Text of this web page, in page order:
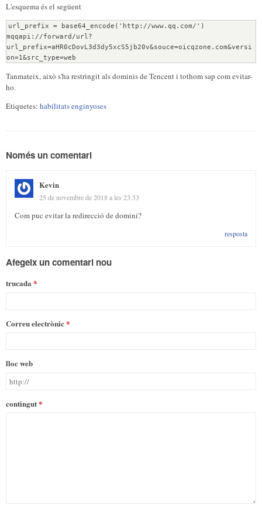
L'esquema és el següent
url_prefix = base64_encode('http://www.qq.com/')
mqqapi://forward/url?
url_prefix=aHR0cDovL3d3dy5xcS5jb20v&souce=oicqzone.com&versi
on=1&src_type=web
Tanmateix, això s'ha restringit als dominis de Tencent i tothom sap com evitar-
ho.
Etiquetes: habilitats enginyoses
Només un comentari
Kevin
25 de novembre de 2018 a les 23:33
Com puc evitar la redirecció de domini?
resposta
Afegeix un comentari nou
trucada
Correu electrònic
lloc web
contingut